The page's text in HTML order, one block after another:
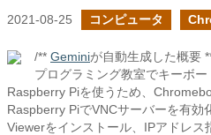
2021-08-25 コンピュータ
/** Geminiが自動生成した概要
プログラミング教室でキーボ
Raspberry Piを使うため、
Raspberry PiでVNCサーバーを有効
Viewerをインストール、IPアドレ